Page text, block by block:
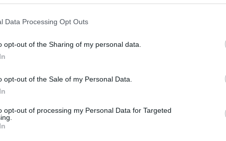
Data Processing Opt Outs
opt-out of the Sharing of my personal data.
opt-out of the Sale of my Personal Data.
opt-out of processing my Personal Data for Targeted
όχι μόνο στην Ελλάδα, έχει αυξήσει το
μικρών και μεσαίων επιχειρήσεων. Σε όλη την
να αντιμετωπιστεί η συσσώρευση
και θα μελετήσουμε
Είναι ξεκάθαρο ότι υπάρχει ανάγκη να
έχει δημιουργηθεί λόγω του κορονοϊού. Βέβαια
να διασφαλίζει ότι η ανάκαμψη θα είναι
newsletter
Αποδέχομαι τουςόρους χρήσης